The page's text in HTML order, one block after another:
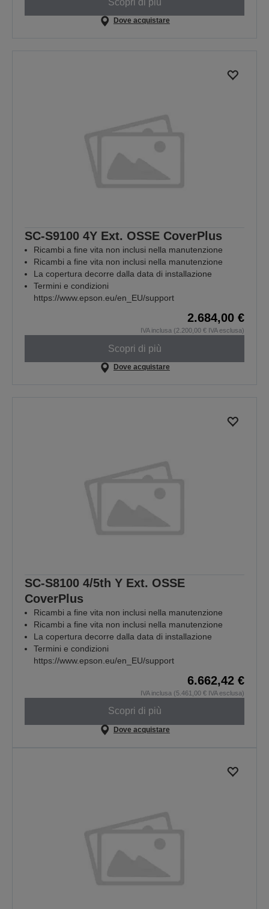
Dove acquistare
SC-S9100 4Y Ext. OSSE CoverPlus
Ricambi a fine vita non inclusi nella manutenzione
Ricambi a fine vita non inclusi nella manutenzione
La copertura decorre dalla data di installazione
Termini e condizioni
https://www.epson.eu/en_EU/support
2.684,00 €
IVA inclusa (2.200,00 € IVA esclusa)
Scopri di più
Dove acquistare
SC-S8100 4/5th Y Ext. OSSE
CoverPlus
Ricambi a fine vita non inclusi nella manutenzione
Ricambi a fine vita non inclusi nella manutenzione
La copertura decorre dalla data di installazione
Termini e condizioni
https://www.epson.eu/en_EU/support
6.662,42 €
IVA inclusa (5.461,00 € IVA esclusa)
Scopri di più
Dove acquistare